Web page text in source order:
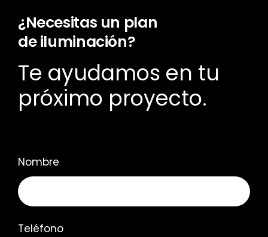
¿Necesitas un plan
de iluminación?
Te ayudamos en tu
próximo proyecto.
Nombre
Teléfono